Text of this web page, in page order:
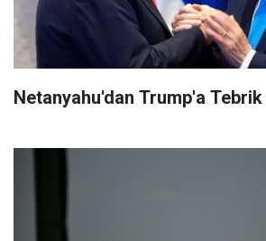
Netanyahu'dan Trump'a Tebrik